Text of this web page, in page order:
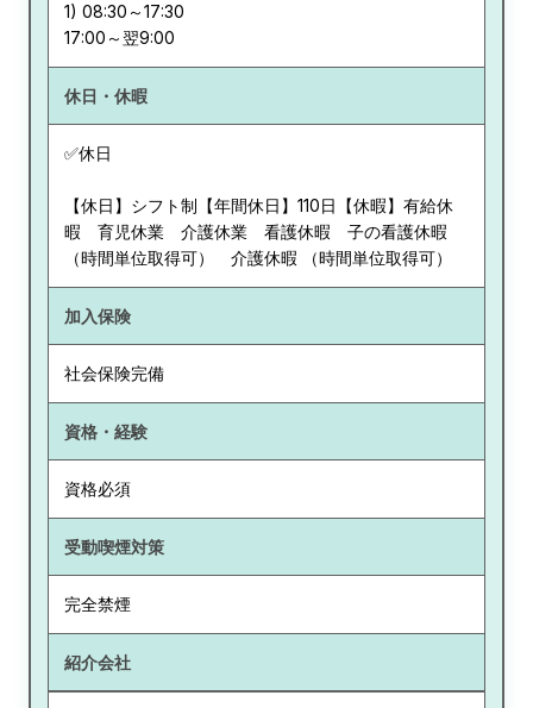
1) 08:30～17:30
休日・休暇
✅休日
【休日】シフト制【年間休日】110日【休暇】有給休
暇 育児休業 介護休業 看護休暇 子の看護休暇
（時間単位取得可） 介護休暇 （時間単位取得可）
加入保険
社会保険完備
資格・経験
資格必須
受動喫煙対策
完全禁煙
紹介会社